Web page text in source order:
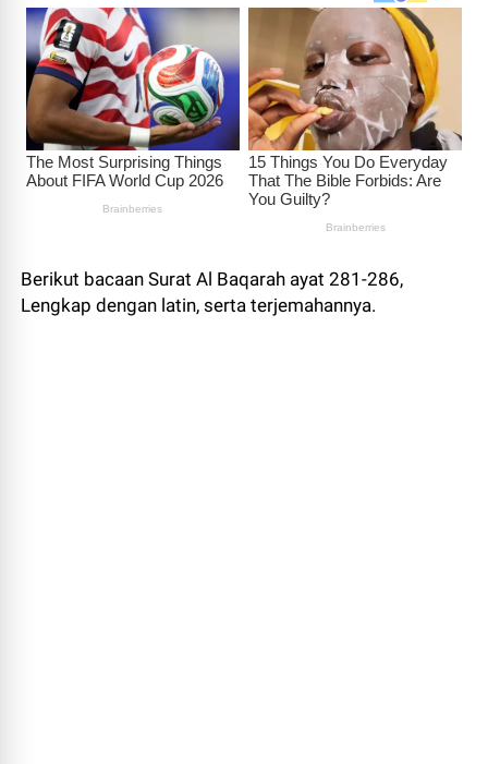
Berikut bacaan Surat Al Baqarah ayat 281-286,
Lengkap dengan latin, serta terjemahannya.